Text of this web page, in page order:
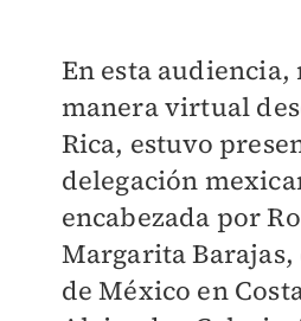
En esta audiencia,
manera virtual
Rica, estuvo
delegación
encabezada por
Margarita
de México en